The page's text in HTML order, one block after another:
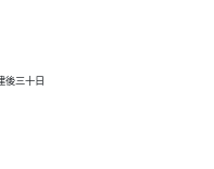
後三十日